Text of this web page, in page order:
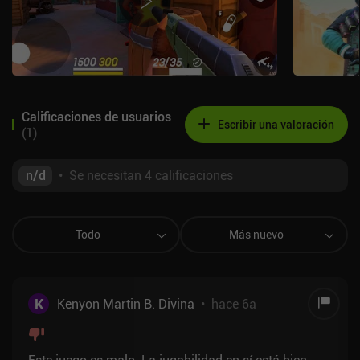
Calificaciones de usuarios
(1) Escribir una valoración
n/d • Se necesitan 4 calificaciones
Todo Más nuevo
K Kenyon Martin B. Divina • hace 6a